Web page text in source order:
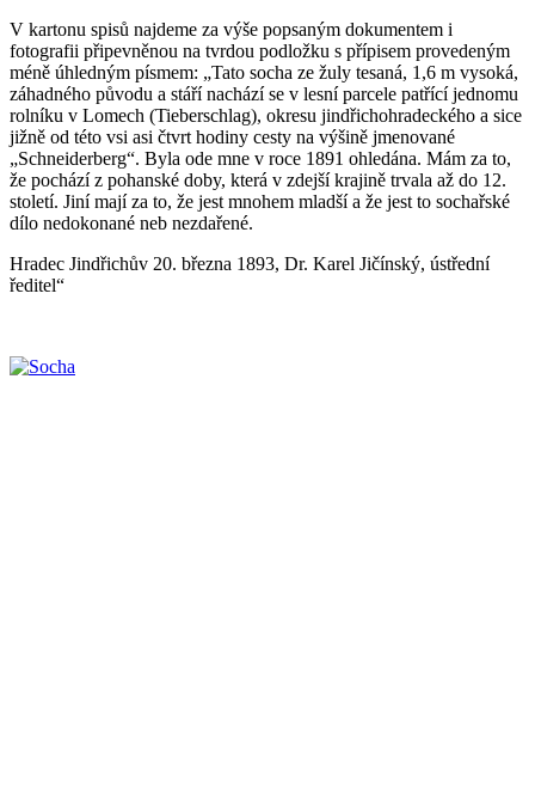
V kartonu spisů najdeme za výše popsaným dokumentem i
fotografii připevněnou na tvrdou podložku s přípisem provedeným
méně úhledným písmem: „Tato socha ze žuly tesaná, 1,6 m vysoká,
záhadného původu a stáří nachází se v lesní parcele patřící jednomu
rolníku v Lomech (Tieberschlag), okresu jindřichohradeckého a sice
jižně od této vsi asi čtvrt hodiny cesty na výšině jmenované
„Schneiderberg“. Byla ode mne v roce 1891 ohledána. Mám za to,
že pochází z pohanské doby, která v zdejší krajině trvala až do 12.
století. Jiní mají za to, že jest mnohem mladší a že jest to sochařské
dílo nedokonané neb nezdařené.
Hradec Jindřichův 20. března 1893, Dr. Karel Jičínský, ústřední
ředitel“